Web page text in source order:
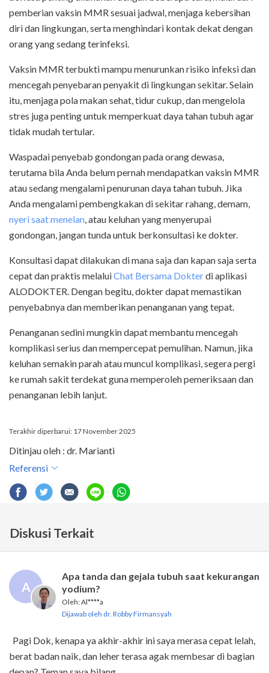
pemberian vaksin MMR sesuai jadwal, menjaga kebersihan
diri dan lingkungan, serta menghindari kontak dekat dengan
orang yang sedang terinfeksi.
Vaksin MMR terbukti mampu menurunkan risiko infeksi dan
mencegah penyebaran penyakit di lingkungan sekitar. Selain
itu, menjaga pola makan sehat, tidur cukup, dan mengelola
stres juga penting untuk memperkuat daya tahan tubuh agar
tidak mudah tertular.
Waspadai penyebab gondongan pada orang dewasa,
terutama bila Anda belum pernah mendapatkan vaksin MMR
atau sedang mengalami penurunan daya tahan tubuh. Jika
Anda mengalami pembengkakan di sekitar rahang, demam,
nyeri saat menelan , atau keluhan yang menyerupai
gondongan, jangan tunda untuk berkonsultasi ke dokter.
Konsultasi dapat dilakukan di mana saja dan kapan saja serta
cepat dan praktis melaluiChat Bersama Dokterdi aplikasi
ALODOKTER. Dengan begitu, dokter dapat memastikan
penyebabnya dan memberikan penanganan yang tepat.
Penanganan sedini mungkin dapat membantu mencegah
komplikasi serius dan mempercepat pemulihan. Namun, jika
keluhan semakin parah atau muncul komplikasi, segera pergi
ke rumah sakit terdekat guna memperoleh pemeriksaan dan
penanganan lebih lanjut.
Terakhir diperbarui: 17 November 2025